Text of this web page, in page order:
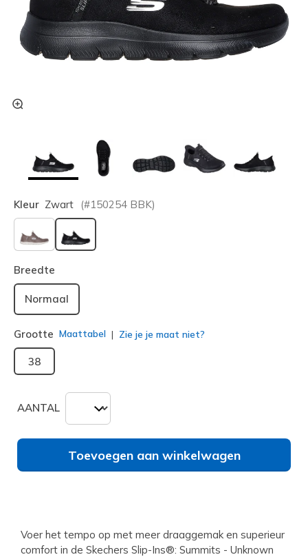
Kleur Zwart (#150254 BBK)
geselecteerd
Breedte
Normaal
Grootte Maattabel Zie je je maat niet?
38
AANTAL
Toevoegen aan winkelwagen
Voer het tempo op met meer draaggemak en superieur
comfort in de Skechers Slip-Ins®: Summits - Unknown